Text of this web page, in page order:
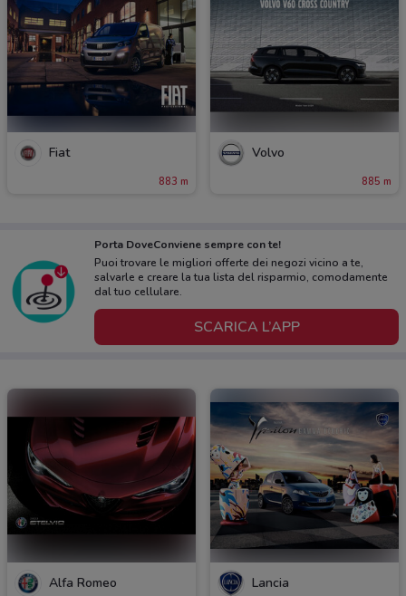
Fiat
883 m
Volvo
885 m
Porta DoveConviene sempre con te!
Puoi trovare le migliori offerte dei negozi vicino a te,
salvarle e creare la tua lista del risparmio, comodamente
dal tuo cellulare.
SCARICA L’APP
Alfa Romeo Lancia